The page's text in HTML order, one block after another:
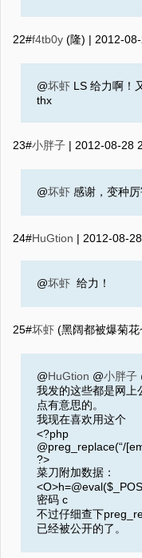
22#f4tb0y (隆) | 2012-
@坏虾 LS 给力啊！
thx
23#小胖子 | 2012-08-28
@坏虾 感谢，变种厉
24#HuGtion | 2012-08-
@坏虾 给力！
25#坏虾 (黑阔都被爆菊花
@HuGtion @小胖子
我发的这些都是网上
点有意思的。
我现在喜欢用这个
<?php
@preg_replace(“/
?>
菜刀附加数据：
密码 c
不过仔细查下
已经被公开的了。